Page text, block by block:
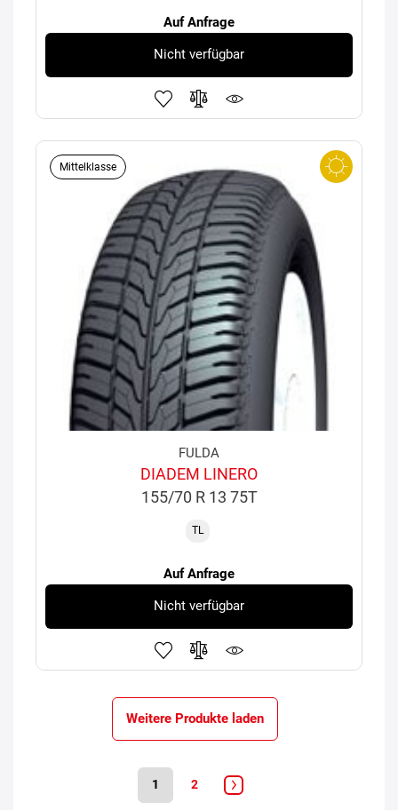
Auf Anfrage
Nicht verfügbar
Mittelklasse
FULDA
DIADEM LINERO
155/70 R 13 75T
TL
Auf Anfrage
Nicht verfügbar
Weitere Produkte laden
1 2